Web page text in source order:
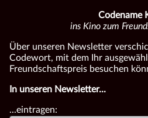
Codename
ins Kino zum
Über unseren Newsletter
Codewort, mit dem Ihr
Freundschaftspreis besuchen
In unseren Newsletter...
...eintragen: